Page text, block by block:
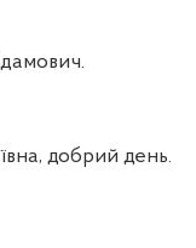
добрий день.